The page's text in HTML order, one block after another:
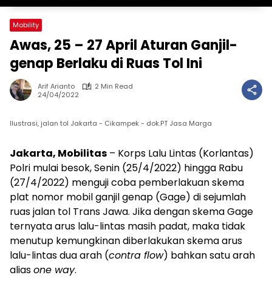
Mobility
Awas, 25 – 27 April Aturan Ganjil-
genap Berlaku di Ruas Tol Ini
Arif Arianto
2 Min Read
24/04/2022
Ilustrasi, jalan tol Jakarta - Cikampek - dok.PT Jasa Marga
Jakarta, Mobilitas – Korps Lalu Lintas (Korlantas)
Polri mulai besok, Senin (25/4/2022) hingga Rabu
(27/4/2022) menguji coba pemberlakuan skema
plat nomor mobil ganjil genap (Gage) di sejumlah
ruas jalan tol Trans Jawa. Jika dengan skema Gage
ternyata arus lalu-lintas masih padat, maka tidak
menutup kemungkinan diberlakukan skema arus
lalu-lintas dua arah (contra flow) bahkan satu arah
aliasone way.